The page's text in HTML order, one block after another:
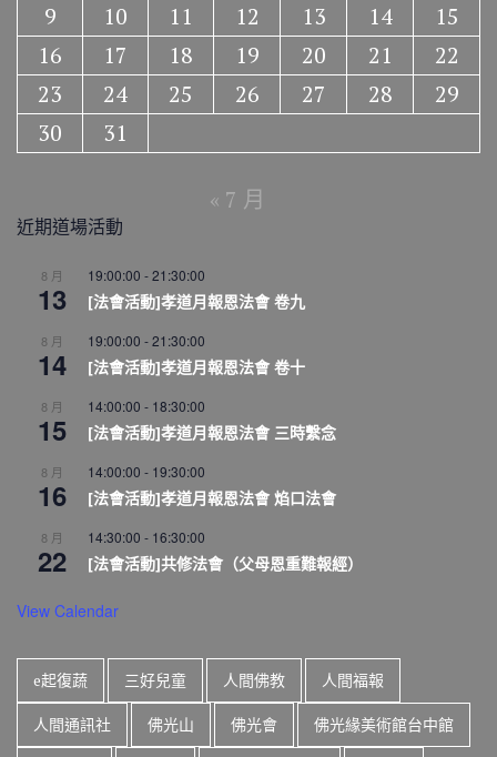
9
10 11 12 13 14
15
16
17 18 19 20 21
22
23
24 25 26 27 28
29
30
31
« 7 月
近期道場活動
8 月
13
19:00:00 -21:30:00
[法會活動]孝道月報恩法會 卷九
8 月
14
19:00:00 -21:30:00
[法會活動]孝道月報恩法會 卷十
8 月
15
14:00:00 - 18:30:00
[法會活動]孝道月報恩法會 三時繫念
8 月
16
14:00:00 - 19:30:00
[法會活動]孝道月報恩法會 焰口法會
8 月
22
14:30:00 - 16:30:00
[法會活動]共修法會（父母恩重難報經）
View Calendar
e起復蔬 三好兒童 人間佛教 人間福報
人間通訊社 佛光山 佛光會 佛光緣美術館台中館